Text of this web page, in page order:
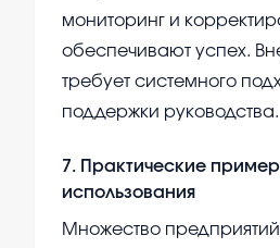
мониторинг и
обеспечивают успех.
требует системного
поддержки руководства.
7. Практические
использования
Множество